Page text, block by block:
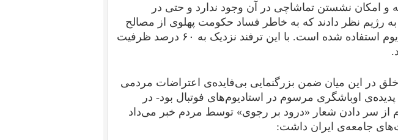
و امکان نشستن تماشاچی در آن وجود ندارد و حتی در
رژیم نظر دادند که به خاطر فساد حکومت پهلوی از مصالح
نامرغوب برای ساختن استادیوم استفاده شده است. با این ترفند نزدیک به ۶۰ درصد ظرفیت
در این میان ضمن بزرگنمایی بی‌فایده‌ی اعتراضات مردمی
اوباشگری مرسوم در استادیوم‌های فوتبال بود- در
از سر دادن شعار «درود بر رجوی» توسط مردم خبر می‌داد
جامعه‌‌ی ایران داشت: